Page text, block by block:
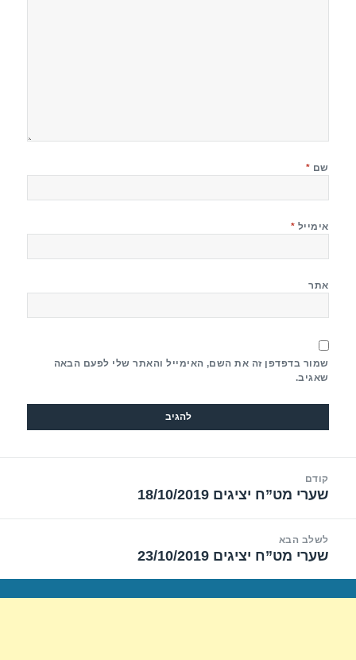
שם *
אימייל *
אתר
שמור בדפדפן זה את השם, האימייל והאתר שלי לפעם הבאה
שאגיב.
קודם
הפוסט
שערי מט”ח יציגים 18/10/2019
לשלב הבא
הפוסט
שערי מט”ח יציגים 23/10/2019